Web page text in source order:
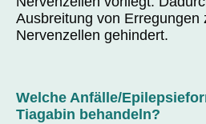
Ausbreitung von Erregungen
Nervenzellen gehindert.
Welche Anfälle/
Tiagabin behandeln?